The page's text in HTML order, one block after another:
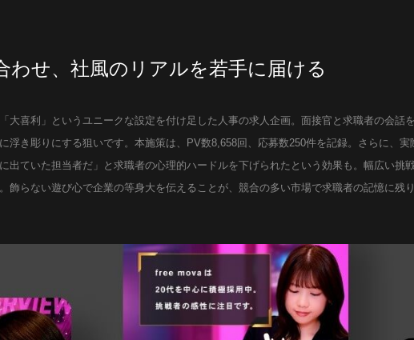
わせ、社風のリアルを若手に届ける
大喜利」というユニークな設定を付け足した人事の求人企画。面接官と求職者の会話
浮き彫りにする狙いです。本施策は、PV数8,658回、応募数250件を記録。さらに、
出ていた担当者だ」と求職者の心理的ハードルを下げられたという効果も。幅広い挑
飾らない遊び心で企業の等身大を伝えることが、競合の多い市場で求職者の記憶に残